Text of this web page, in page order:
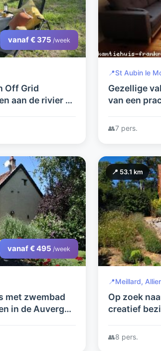
vanaf € 375 /week
Off Grid
aan de rivier de
📍St Aubin le
Gezellige
van een
Allier in
👥7 pers.
vanaf € 495 /week
met zwembad
in de Auvergne
📍 53.1 km
📍Meillard, Allier
Op zoek
creatief
👥8 pers.